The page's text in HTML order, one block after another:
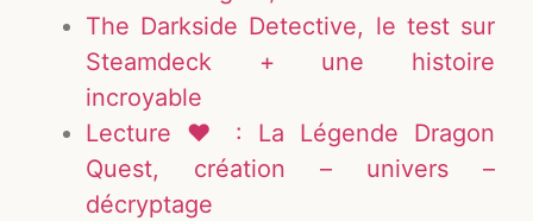
The Darkside Detective, le test sur
Steamdeck + une histoire
incroyable
Lecture ♥ : La Légende Dragon
Quest, création – univers –
décryptage